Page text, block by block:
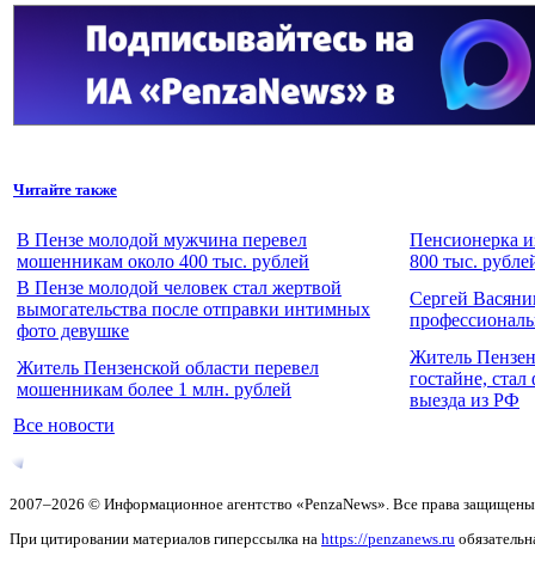
Читайте также
В Пензе молодой мужчина перевел
мошенникам около 400 тыс. рублей
Пенсионерка
800 тыс.
В Пензе молодой человек стал жертвой
вымогательства после отправки интимных
фото девушке
Сергей
Житель Пензенской области перевел
мошенникам более 1 млн. рублей
Житель
гостайне,
выезда из РФ
Все новости
2007–2026 © Информационное агентство «PenzaNews». Все права
При цитировании материалов гиперссылка на https://penzanews.ru